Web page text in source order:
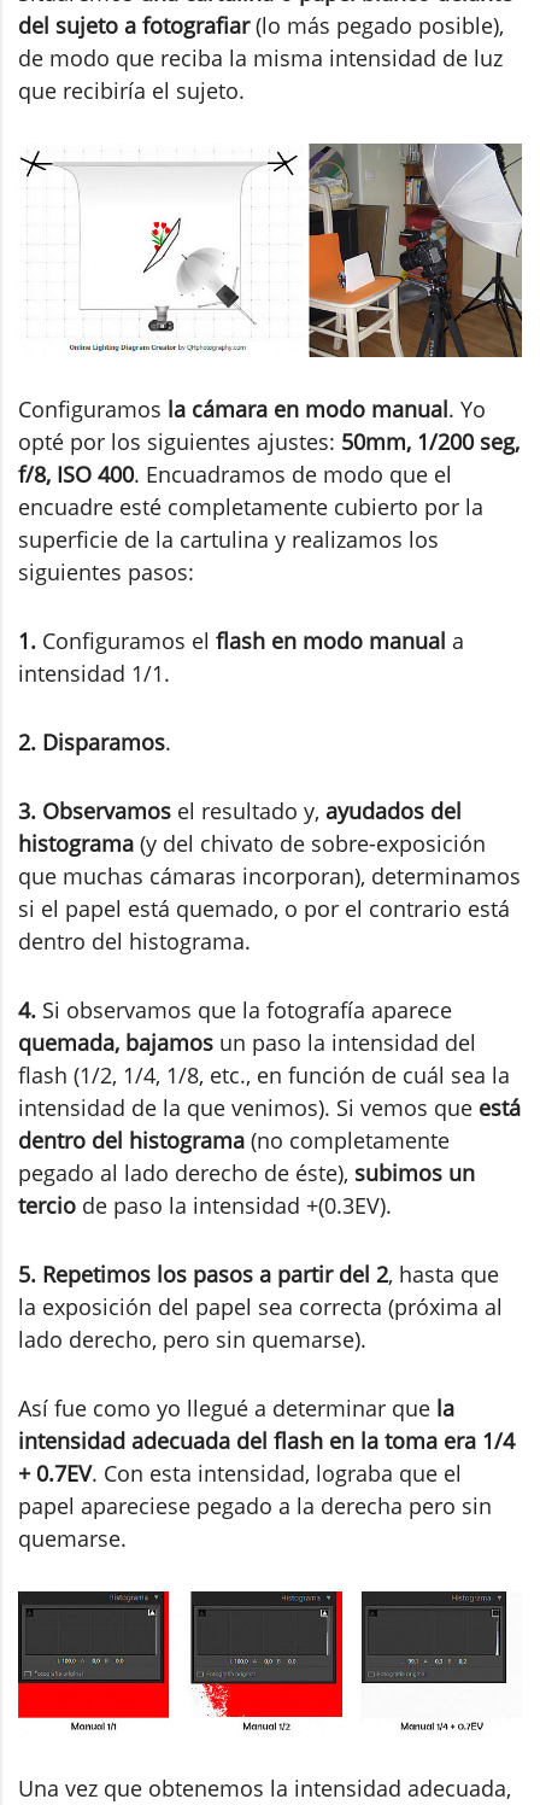
del sujeto a fotografiar(lo más pegado posible),
de modo que reciba la misma intensidad de luz
que recibiría el sujeto.
Configuramos la cámara en modo manual. Yo
opté por los siguientes ajustes: 50mm, 1/200 seg,
f/8, ISO 400. Encuadramos de modo que el
encuadre esté completamente cubierto por la
superficie de la cartulina y realizamos los
siguientes pasos:
1. Configuramos el flash en modo manual a
intensidad 1/1.
2. Disparamos.
3. Observamos el resultado y, ayudados del
histograma (y del chivato de sobre-exposición
que muchas cámaras incorporan), determinamos
si el papel está quemado, o por el contrario está
dentro del histograma.
4. Si observamos que la fotografía aparece
quemada, bajamos un paso la intensidad del
flash (1/2, 1/4, 1/8, etc., en función de cuál sea la
intensidad de la que venimos). Si vemos que está
dentro del histograma (no completamente
pegado al lado derecho de éste), subimos un
tercio de paso la intensidad +(0.3EV).
5. Repetimos los pasos a partir del 2, hasta que
la exposición del papel sea correcta (próxima al
lado derecho, pero sin quemarse).
Así fue como yo llegué a determinar que la
intensidad adecuada del flash en la toma era 1/4
+ 0.7EV. Con esta intensidad, lograba que el
papel apareciese pegado a la derecha pero sin
quemarse.
Una vez que obtenemos la intensidad adecuada,